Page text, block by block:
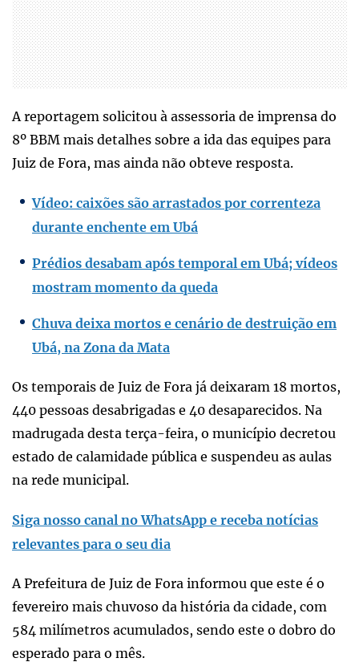
A reportagem solicitou à assessoria de imprensa do
8º BBM mais detalhes sobre a ida das equipes para
Juiz de Fora, mas ainda não obteve resposta.
Vídeo: caixões são arrastados por correnteza
durante enchente em Ubá
Prédios desabam após temporal em Ubá; vídeos
mostram momento da queda
Chuva deixa mortos e cenário de destruição em
Ubá, na Zona da Mata
Os temporais de Juiz de Fora já deixaram 18 mortos,
440 pessoas desabrigadas e 40 desaparecidos. Na
madrugada desta terça-feira, o município decretou
estado de calamidade pública e suspendeu as aulas
na rede municipal.
Siga nosso canal no WhatsApp e receba notícias
relevantes para o seu dia
A Prefeitura de Juiz de Fora informou que este é o
fevereiro mais chuvoso da história da cidade, com
584 milímetros acumulados, sendo este o dobro do
esperado para o mês.